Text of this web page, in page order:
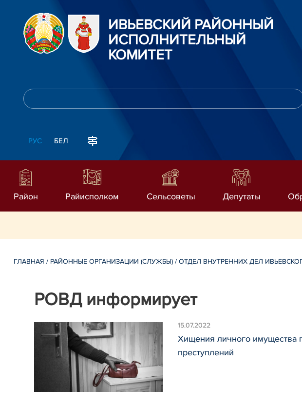
ИВЬЕВСКИЙ РАЙОННЫЙ
ИСПОЛНИТЕЛЬНЫЙ
КОМИТЕТ
РУС БЕЛ
Район Райисполком Сельсоветы Депутаты
ГЛАВНАЯ / РАЙОННЫЕ ОРГАНИЗАЦИИ (СЛУЖБЫ) /ОТДЕЛ ВНУТРЕННИХ ДЕЛ
РОВД информирует
15.07.2022
Хищения личного имущества
преступлений